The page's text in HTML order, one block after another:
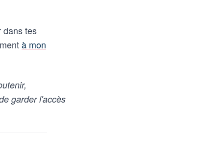
dans tes
à mon
garder l'accès